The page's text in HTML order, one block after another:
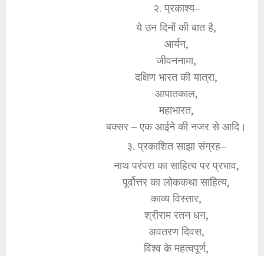
२. प्रकाश्य–
ये उन दिनों की बात है,
आर्यन,
जीवननामा,
दक्षिण भारत की यात्रा,
आपातकाल,
महाभारत,
बक्सर – एक आईने की नजर से आदि।
३. प्रकाशित साझा संग्रह–
नाथ परंपरा का साहित्य पर प्रभाव,
पूर्वोत्तर का लोककथा साहित्य,
काव्य विस्तार,
श्रीराम रतन धन,
अवतरण दिवस,
विश्व के महत्वपूर्ण,